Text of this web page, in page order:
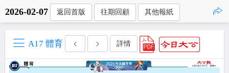
2026-02-07 返回首版 往期回顧 其他報紙
A17 體育 詳情